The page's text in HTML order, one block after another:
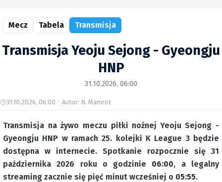
Mecz Tabela Transmisja
Transmisja Yeoju Sejong - Gyeongju
HNP
31.10.2026, 06:00
31.10.2026, 06:00 Autor: N. Mamrot
Transmisja na żywo meczu piłki nożnej Yeoju Sejong -
Gyeongju HNP w ramach 25. kolejki K League 3 będzie
dostępna w internecie. Spotkanie rozpocznie się 31
października 2026 roku o godzinie 06:00, a legalny
streaming zacznie się pięć minut wcześniej o 05:55.